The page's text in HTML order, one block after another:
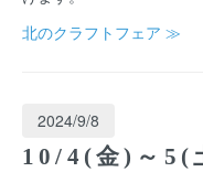
北のクラフトフェア ≫
2024/9/8
10/4(金)～5(